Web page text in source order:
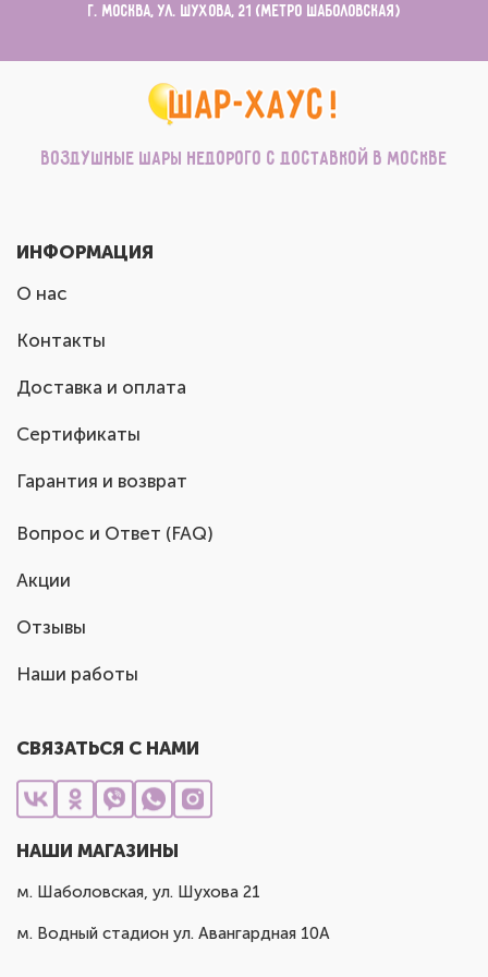
г. Москва, ул. Шухова, 21 (метро Шаболовская)
Воздушные шары недорого с доставкой в Москве
ИНФОРМАЦИЯ
О нас
Контакты
Доставка и оплата
Сертификаты
Гарантия и возврат
Вопрос и Ответ (FAQ)
Акции
Отзывы
Наши работы
СВЯЗАТЬСЯ С НАМИ
НАШИ МАГАЗИНЫ
м. Шаболовская, ул. Шухова 21
м. Водный стадион ул. Авангардная 10А